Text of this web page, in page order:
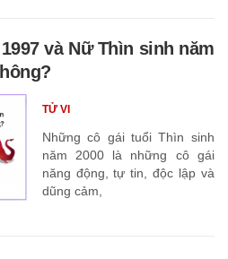
và Nữ Thìn sinh năm
Những cô gái tuổi Thìn sinh
năm 2000 là những cô gái
năng động, tự tin, độc lập và
dũng cảm,
TỬ VI